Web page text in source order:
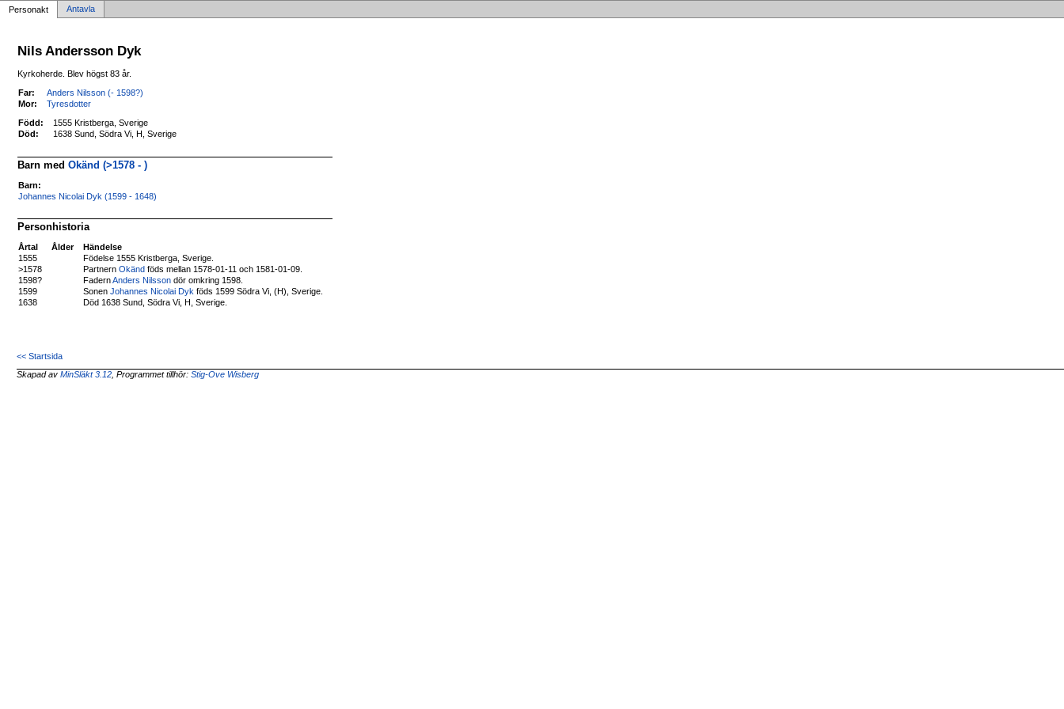
Personakt Antavla
Nils Andersson Dyk
Kyrkoherde. Blev högst 83 år.
Far:
Anders Nilsson (- 1598?)
Mor:
Tyresdotter
Född:
1555 Kristberga, Sverige
Död:
1638 Sund, Södra Vi, H, Sverige
Barn medOkänd (>1578 - )
Barn:
Johannes Nicolai Dyk (1599 - 1648)
Personhistoria
Årtal Ålder
Händelse
1555
Födelse 1555 Kristberga, Sverige.
>1578
PartnernOkänd föds mellan 1578-01-11 och 1581-01-09.
1598?
FadernAnders Nilsson dör omkring 1598.
1599
SonenJohannes Nicolai Dyk föds 1599 Södra Vi, (H), Sverige.
1638
Död 1638 Sund, Södra Vi, H, Sverige.
<< Startsida
Skapad avMinSläkt 3.12 , Programmet tillhör:Stig-Ove Wisberg